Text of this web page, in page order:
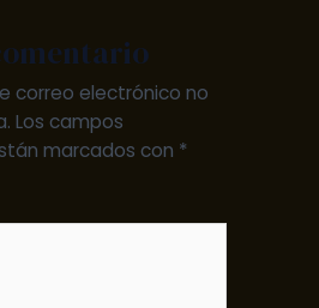
correo electrónico no
Los campos
marcados con *